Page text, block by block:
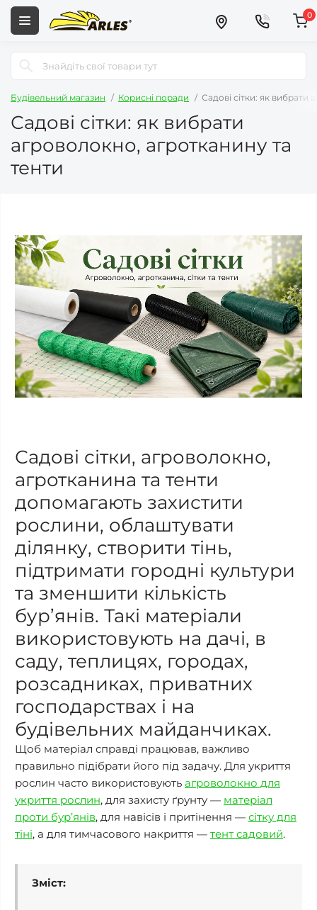
0
Будівельний магазин Корисні поради Садові сітки: як вибрати
Садові сітки: як вибрати
агроволокно, агротканину та
тенти
Садові сітки, агроволокно,
агротканина та тенти
допомагають захистити
рослини, облаштувати
ділянку, створити тінь,
підтримати городні культури
та зменшити кількість
бур’янів. Такі матеріали
використовують на дачі, в
саду, теплицях, городах,
розсадниках, приватних
господарствах і на
будівельних майданчиках.
Щоб матеріал справді працював, важливо
правильно підібрати його під задачу. Для укриття
рослин часто використовують агроволокно для
укриття рослин, для захисту ґрунту — матеріал
проти бур’янів, для навісів і притінення — сітку для
тіні, а для тимчасового накриття — тент садовий.
Зміст: